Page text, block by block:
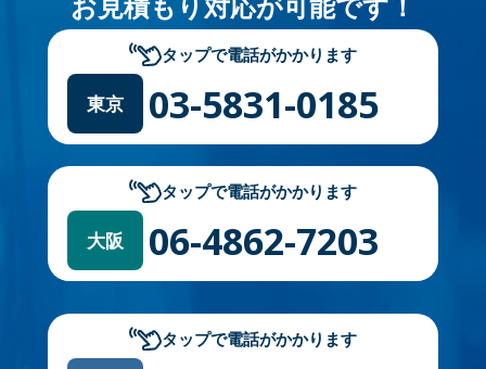
タップで電話がかかります
東京 03-5831-0185
タップで電話がかかります
大阪 06-4862-7203
タップで電話がかかります